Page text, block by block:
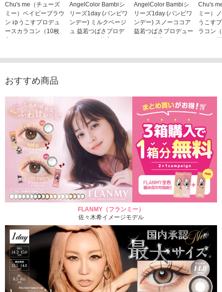
Chu's me（チューズ
ミー）ベイビーブラウ
ン ゆうこすプロデュ
ースカラコン（10枚
AngelColor Bambiシ
リーズ1day (バンビワ
ンデー) ミルクベージ
ュ 益若つばさプロデ
AngelColor Bambiシ
リーズ1day (バンビワ
ンデー) スノーココア
益若つばさプロデュー
Chu's
ミー）
うこす
ラコン
おすすめ商品
FLANMY（フランミー）
佐々木希イメージモデル